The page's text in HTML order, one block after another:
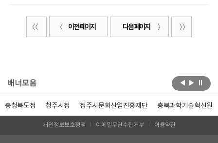
이전 페이지 다음 페이지
배너모음
충청북도청 청주시청 청주시문화산업진흥재단 충북과학기술혁신원
개인정보보호정책 이메일무단수집거부 이용약관